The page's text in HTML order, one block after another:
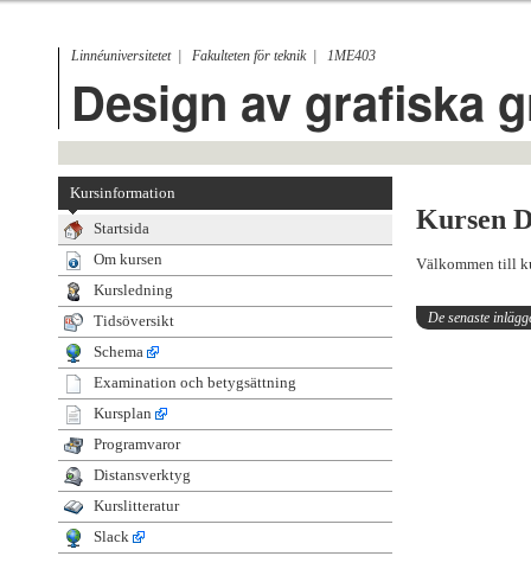
Linnéuniversitetet Fakulteten för teknik 1ME403
Design av grafiska
Kursinformation
Startsida
Om kursen
Kursledning
Tidsöversikt
Schema
Examination och betygsättning
Kursplan
Programvaror
Distansverktyg
Kurslitteratur
Slack
Kursen
Välkommen till
De senaste